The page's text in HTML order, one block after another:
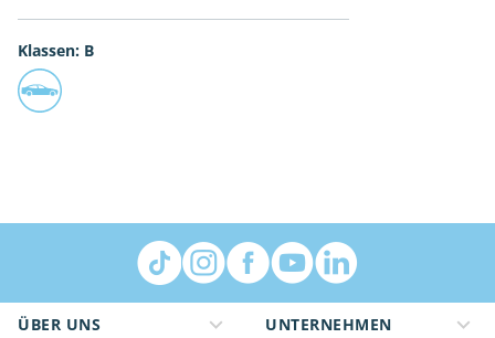
Klassen: B
ÜBER UNS UNTERNEHMEN